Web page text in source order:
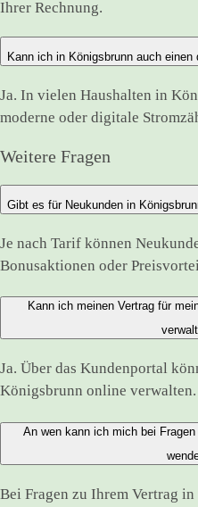
Ihrer Rechnung.
Kann ich in Königsbrunn auch
Ja. In vielen Haushalten in
moderne oder digitale
Weitere Fragen
Gibt es für Neukunden in
Je nach Tarif können
Bonusaktionen oder
Kann ich meinen Vertrag für
Ja. Über das Kundenportal
Königsbrunn online verwalten.
An wen kann ich mich bei
Bei Fragen zu Ihrem Vertrag